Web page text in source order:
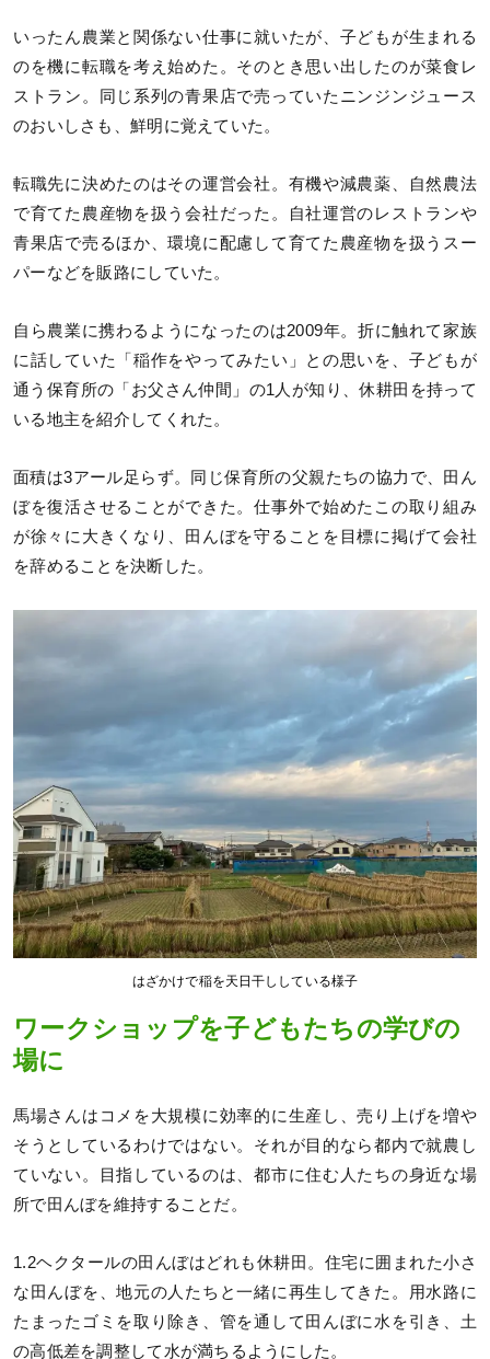
いったん農業と関係ない仕事に就いたが、子どもが生まれる
のを機に転職を考え始めた。そのとき思い出したのが菜食レ
ストラン。同じ系列の青果店で売っていたニンジンジュース
のおいしさも、鮮明に覚えていた。
転職先に決めたのはその運営会社。有機や減農薬、自然農法
で育てた農産物を扱う会社だった。自社運営のレストランや
青果店で売るほか、環境に配慮して育てた農産物を扱うスー
パーなどを販路にしていた。
自ら農業に携わるようになったのは2009年。折に触れて家族
に話していた「稲作をやってみたい」との思いを、子どもが
通う保育所の「お父さん仲間」の1人が知り、休耕田を持って
いる地主を紹介してくれた。
面積は3アール足らず。同じ保育所の父親たちの協力で、田ん
ぼを復活させることができた。仕事外で始めたこの取り組み
が徐々に大きくなり、田んぼを守ることを目標に掲げて会社
を辞めることを決断した。
はざかけで稲を天日干ししている様子
ワークショップを子どもたちの学びの
場に
馬場さんはコメを大規模に効率的に生産し、売り上げを増や
そうとしているわけではない。それが目的なら都内で就農し
ていない。目指しているのは、都市に住む人たちの身近な場
所で田んぼを維持することだ。
1.2ヘクタールの田んぼはどれも休耕田。住宅に囲まれた小さ
な田んぼを、地元の人たちと一緒に再生してきた。用水路に
たまったゴミを取り除き、管を通して田んぼに水を引き、土
の高低差を調整して水が満ちるようにした。